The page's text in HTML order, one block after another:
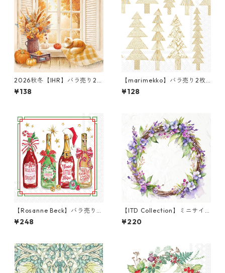
2026秋冬【IHR】バラ売り2枚
ランチサイズ ペーパーナプキ
ン Cozy Fall View クリーム
¥138
【marimekko】バラ売り2枚
ランチサイズ ペーパーナプキ
ン KUUSIKOSSA ホワイトxゴ
¥128
【Rosanne Beck】バラ売り2
枚 カクテルサイズ ペーパーナ
プキン Christmas Bottles ホ
¥248
【ITD Collection】ミニサイ
ズ ライスペーパー RSM1253
デコパージュ
¥220